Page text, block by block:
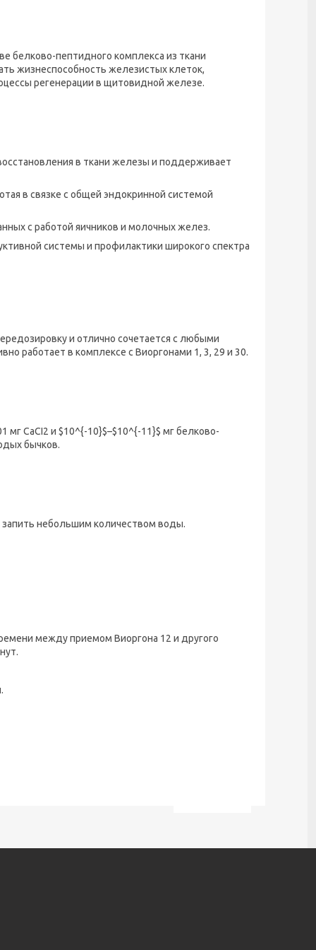
белково-пептидного комплекса из ткани
жизнеспособность железистых клеток,
регенерации в щитовидной железе.
в ткани железы и поддерживает
в связке с общей эндокринной системой
с работой яичников и молочных желез.
системы и профилактики широкого спектра
и отлично сочетается с любыми
работает в комплексе с Виоргонами 1, 3, 29 и 30.
мг СаСI2 и $10^{-10}$–$10^{-11}$ мг белково-
бычков.
запить небольшим количеством воды.
между приемом Виоргона 12 и другого